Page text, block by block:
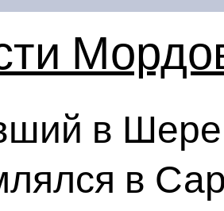
в
в